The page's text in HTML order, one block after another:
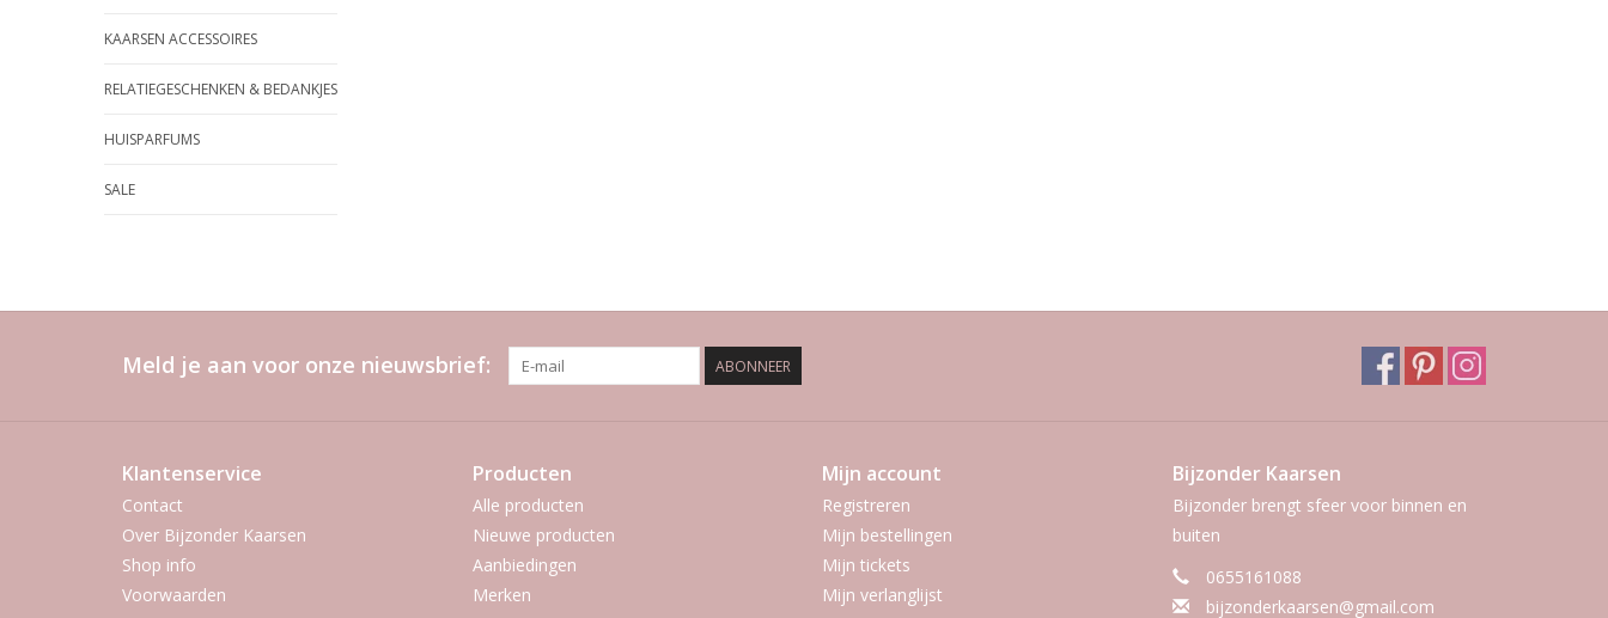
KAARSEN ACCESSOIRES
RELATIEGESCHENKEN & BEDANKJES
HUISPARFUMS
SALE
Meld je aan voor onze nieuwsbrief: ABONNEER
Klantenservice
Contact
Over Bijzonder Kaarsen
Shop info
Voorwaarden
Producten
Alle producten
Nieuwe producten
Aanbiedingen
Merken
Mijn account
Registreren
Mijn bestellingen
Mijn tickets
Mijn verlanglijst
Bijzonder Kaarsen
Bijzonder brengt sfeer voor binnen en
buiten
0655161088
bijzonderkaarsen@gmail.com